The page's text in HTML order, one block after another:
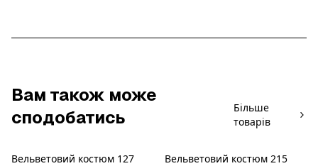
Вам також може
сподобатись
Більше
товарів
Вельветовий костюм 127 Вельветовий костюм 215